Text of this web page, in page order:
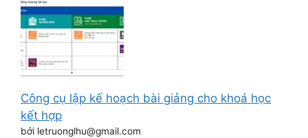
Công cụ lập kế hoạch bài giảng cho khoá học
kết hợp
bởi letruonglhu@gmail.com